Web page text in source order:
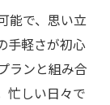
能で、思い立
手軽さが初心
ランと組み合
忙しい日々で